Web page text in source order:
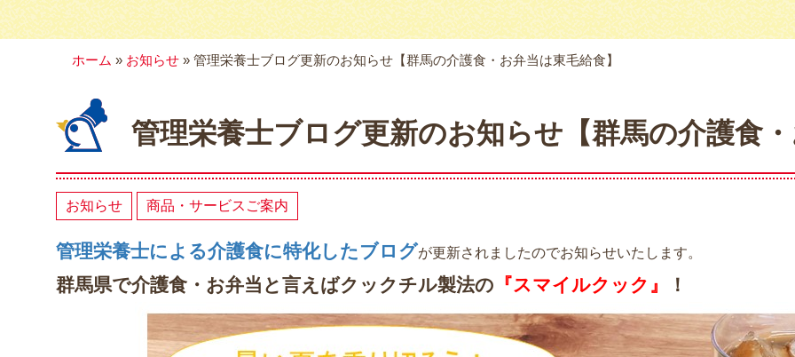
ホーム » お知らせ » 管理栄養士ブログ更新のお知らせ【群馬の介護食・お弁当は東毛給食】
管理栄養士ブログ更新のお知らせ【群馬の介護食
お知らせ 商品・サービスご案内
管理栄養士による介護食に特化したブログが更新されましたのでお知らせいたします。
群馬県で介護食・お弁当と言えばクックチル製法の 『スマイルクック』 ！